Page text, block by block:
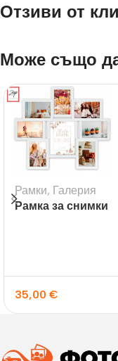
Отзиви от
Може също
Рамки, Галерия
Рамка за снимки
35,00 €